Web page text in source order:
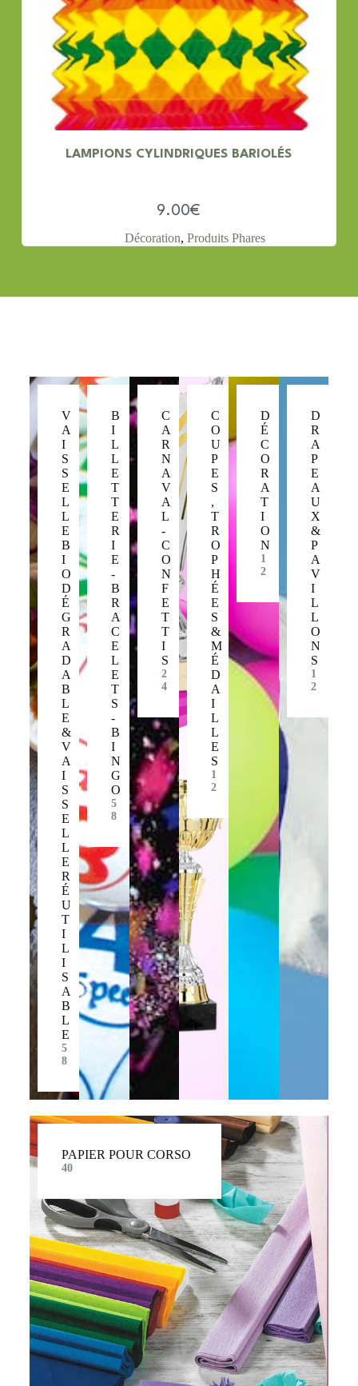
LAMPIONS CYLINDRIQUES BARIOLÉS
9.00€
Décoration, Produits Phares
V
A
I
S
S
E
L
L
E
B
I
O
D
É
G
R
A
D
A
B
L
E
&
V
A
I
S
S
E
L
L
E
R
É
U
T
I
L
I
S
A
B
L
E
5
8
B
I
L
L
E
T
T
E
R
I
E
-
B
R
A
C
E
L
E
T
S
-
B
I
N
G
O
5
8
C
A
R
N
A
V
A
L
-
C
O
N
F
E
T
T
I
S
2
4
C
O
U
P
E
S
,
T
R
O
P
H
É
E
S
&
M
É
D
A
I
L
L
E
S
1
2
D
É
C
O
R
A
T
I
O
N
1
2
D
R
A
P
E
A
U
X
&
P
A
V
I
L
L
O
N
S
1
2
PAPIER POUR CORSO
40